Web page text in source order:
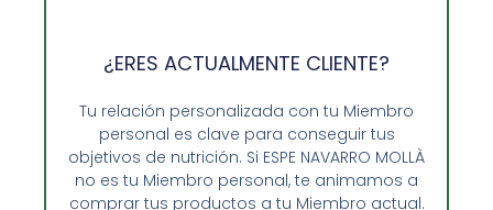
Batido de Setas y Hierbas Aromáticas
Herbalife Formula 1 – 550G
61,60€
Leer más
¿ERES ACTUALMENTE CLIENTE?
Tu relación personalizada con tu Miembro
personal es clave para conseguir tus
objetivos de nutrición. Si ESPE NAVARRO MOLLÀ
no es tu Miembro personal, te animamos a
comprar tus productos a tu Miembro actual.